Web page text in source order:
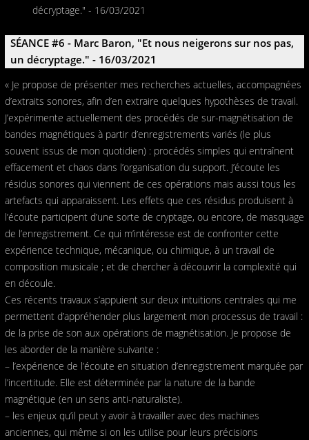
décryptage." - 16/03/2021
SÉANCE #6 - Marc Baron, "Et nous neigerons sur nos pas,
un décryptage." - 16/03/2021
« Je propose de présenter mes recherches actuelles, accompagnées
d’extraits sonores, afin d’en extraire quelques hypothèses de travail.
J’expérimente actuellement des procédés de sur-magnétisation de
bandes magnétiques à partir d’enregistrements variés (le plus
souvent issus de mon quotidien) : procédés simples qui entraînent
effacement et chaos dans l’organisation du support. J’écoute les
résidus sonores qui viennent de ces opérations mais aussi tous les
artefacts qui apparaissent. Les effets que ces résidus produisent à
l’écoute participent d’une sorte de cryptage, ou encore, de masquage
de l’enregistrement. Ce qui m’intéresse est de confronter cette
expérience technique, mécanique, ou chimique, à un travail de
composition musicale ; et de chercher à découvrir la complexité qui
en découle.
Ces récents travaux s’appuient sur deux intuitions centrales qui me
permettent d’appréhender plus largement mon processus de travail :
de la prise de son aux opérations de magnétisation. Je propose de
les aborder de la manière suivante :
– l’expérience de l’écoute en situation d’enregistrement marquée par
l’incertitude. Elle est déterminée par la nature de la bande
magnétique (en un sens anti-naturaliste).
– les enjeux qu’il peut y avoir à travailler avec des machines
anciennes, qui même si on les utilise pour leurs précisions